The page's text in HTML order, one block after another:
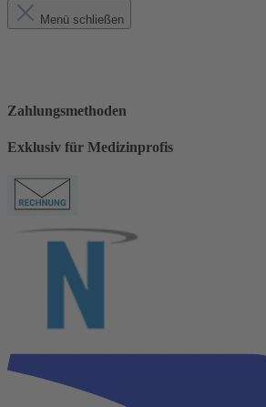
Menü schließen
Zahlungsmethoden
Exklusiv für Medizinprofis